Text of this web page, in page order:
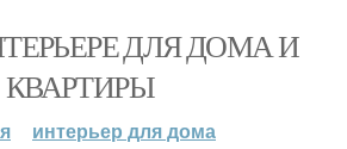
ДЛЯ ДОМА И
КВАРТИРЫ
интерьер для дома